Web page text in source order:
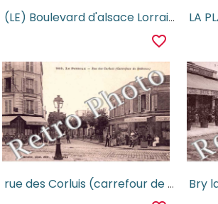
(LE) Boulevard d'alsace Lorraine
favorite_border
LA
rue des Corluis (carrefour de nBellevue) Bry